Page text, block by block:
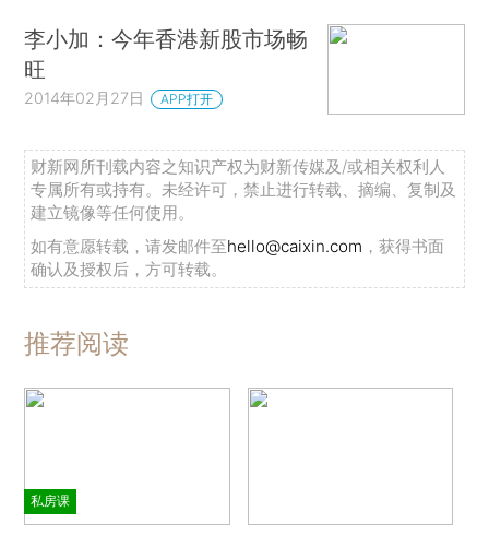
李小加：今年香港新股市场畅
旺
2014年02月27日 APP打开
财新网所刊载内容之知识产权为财新传媒及/或相关权利人
专属所有或持有。未经许可，禁止进行转载、摘编、复制及
建立镜像等任何使用。
如有意愿转载，请发邮件至hello@caixin.com ，获得书面
确认及授权后，方可转载。
推荐阅读
私房课